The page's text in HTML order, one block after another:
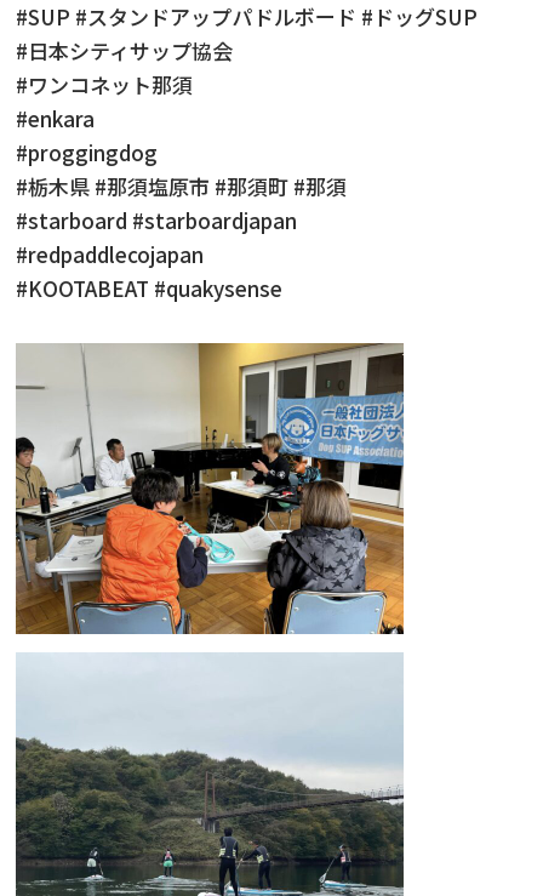
#SUP #スタンドアップパドルボード #ドッグSUP
#日本シティサップ協会
#ワンコネット那須
#enkara
#proggingdog
#栃木県 #那須塩原市 #那須町 #那須
#starboard #starboardjapan
#redpaddlecojapan
#KOOTABEAT #quakysense